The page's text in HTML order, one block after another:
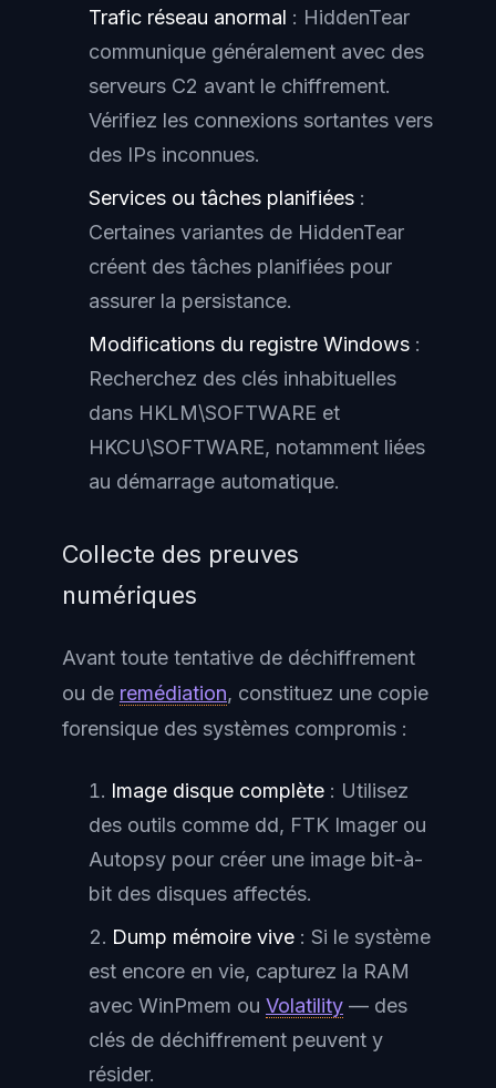
Trafic réseau anormal : HiddenTear
communique généralement avec des
serveurs C2 avant le chiffrement.
Vérifiez les connexions sortantes vers
des IPs inconnues.
Services ou tâches planifiées :
Certaines variantes de HiddenTear
créent des tâches planifiées pour
assurer la persistance.
Modifications du registre Windows :
Recherchez des clés inhabituelles
dans HKLM\SOFTWARE et
HKCU\SOFTWARE, notamment liées
au démarrage automatique.
Collecte des preuves
numériques
Avant toute tentative de déchiffrement
ou de remédiation, constituez une copie
forensique des systèmes compromis :
Image disque complète : Utilisez
des outils comme dd, FTK Imager ou
Autopsy pour créer une image bit-à-
bit des disques affectés.
Dump mémoire vive : Si le système
est encore en vie, capturez la RAM
avec WinPmem ou Volatility — des
clés de déchiffrement peuvent y
résider.